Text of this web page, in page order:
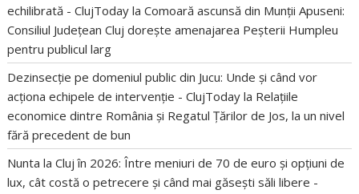
echilibrată - ClujToday laComoară ascunsă din Munții Apuseni:
Consiliul Județean Cluj dorește amenajarea Peșterii Humpleu
pentru publicul larg
Dezinsecție pe domeniul public din Jucu: Unde și când vor
acționa echipele de intervenție - ClujToday la Relațiile
economice dintre România și Regatul Țărilor de Jos, la un nivel
fără precedent de bun
Nunta la Cluj în 2026: Între meniuri de 70 de euro și opțiuni de
lux, cât costă o petrecere și când mai găsești săli libere -